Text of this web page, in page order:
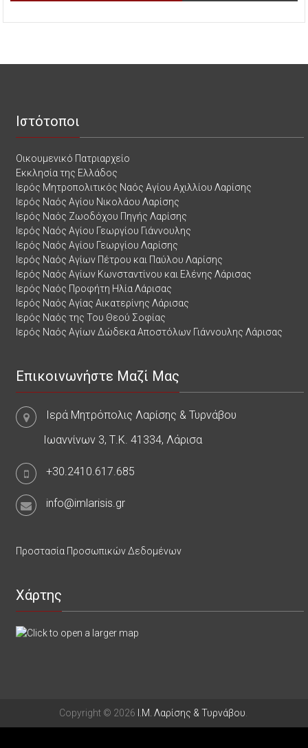
Ιστότοποι
Οικουμενικό Πατριαρχείο
Εκκλησία της Ελλάδος
Ιερός Μητροπολιτικός Ναός Αγίου Αχιλλίου Λαρίσης
Ιερός Ναός Αγίου Νικολάου Λαρίσης
Ιερός Ναός Ζωοδόχου Πηγής Λαρίσης
Ιερός Ναός Αγίου Γεωργίου Γιάννουλης
Ιερός Ναός Αγίου Γεωργίου Λαρίσης
Ιερός Ναός Αγίων Πέτρου και Παύλου Λαρίσης
Ιερός Ναός Αγίων Κωνσταντίνου και Ελένης Λάρισας
Ιερός Ναός Προφήτη Ηλία Λάρισας
Ιερός Ναός Αγίας Αικατερίνης Λάρισας
Ιερός Ναός της Του Θεού Σοφίας
Ιερός Ναός Αγίων Δώδεκα Αποστόλων Γιάννουλης Λάρισας
Επικοινωνήστε Μαζί Μας
Ιερά Μητρόπολις Λαρίσης & Τυρνάβου
Ιωαννίνων 3, Τ.Κ. 41334, Λάρισα
+30.2410.617.685
info@imlarisis.gr
Προστασία Προσωπικών Δεδομένων
Χάρτης
Copyright © 2026 Ι.Μ. Λαρίσης & Τυρνάβου